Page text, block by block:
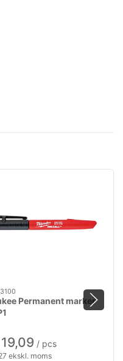
Permanent marker
/ pcs
ekskl. moms